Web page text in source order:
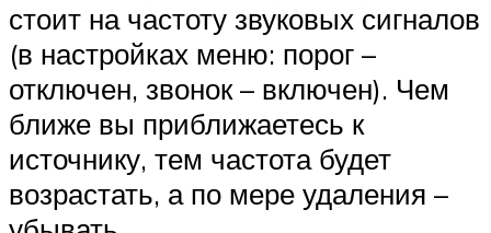
стоит на частоту звуковых сигналов
(в настройках меню: порог –
отключен, звонок – включен). Чем
ближе вы приближаетесь к
источнику, тем частота будет
возрастать, а по мере удаления –